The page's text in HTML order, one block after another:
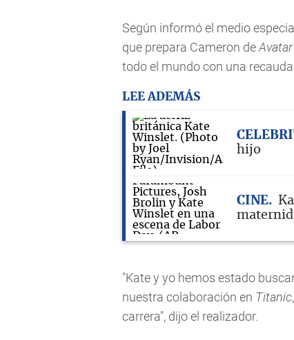
Según informó el medio
que prepara Cameron deAvatar
todo el mundo con una
LEE ADEMÁS
hijo
CINE
"Kate y yo hemos estado
nuestra colaboración en Titanic
carrera", dijo el realizador.